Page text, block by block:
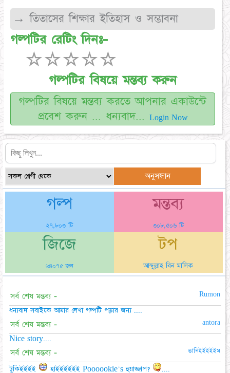
→ তিতাসের শিক্ষার ইতিহাস ও সম্ভাবনা
গল্পটির রেটিং দিনঃ-
☆
☆
☆
☆
☆
গল্পটির বিষয়ে মন্তব্য করুন
গল্পটির বিষয়ে মন্তব্য করতে আপনার একাউন্টে
প্রবেশ করুন ... ধন্যবাদ...
Login Now
গল্প
২৭,৮০৩ টি
মন্তব্য
৩০৮,৫০৬ টি
জিজে
৬৪০৭৫ জন
টপ
আব্দুল্লাহ বিন মালিক
সর্ব শেষ মন্তব্য - Rumon
ধন্যবাদ সবাইকে আমার লেখা গল্পটি পড়ার জন্য ....
সর্ব শেষ মন্তব্য - antora
Nice story....
সর্ব শেষ মন্তব্য - তানিইইইইইম
টুকিইইইই হাইইইইইই Poooookie's হুয়াজ্জাপ?